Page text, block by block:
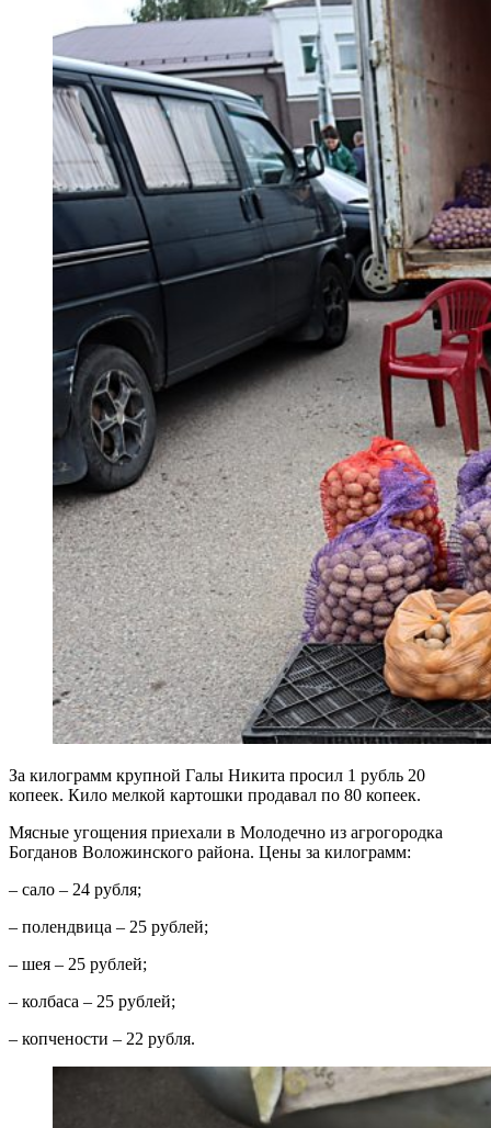
За килограмм крупной Галы Никита просил 1 рубль 20
копеек. Кило мелкой картошки продавал по 80 копеек.
Мясные угощения приехали в Молодечно из агрогородка
Богданов Воложинского района. Цены за килограмм:
– сало – 24 рубля;
– полендвица – 25 рублей;
– шея – 25 рублей;
– колбаса – 25 рублей;
– копчености – 22 рубля.